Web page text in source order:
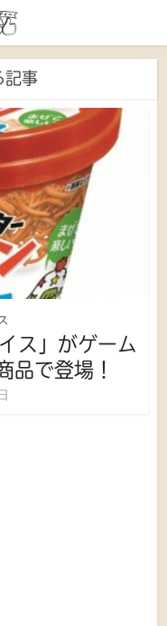
記事
ス」がゲーム
品で登場！